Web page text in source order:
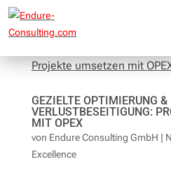
GEZIELTE OPTIMIERUNG &
VERLUSTBESEITIGUNG:
MIT OPEX
von Endure Consulting GmbH |
Excellence